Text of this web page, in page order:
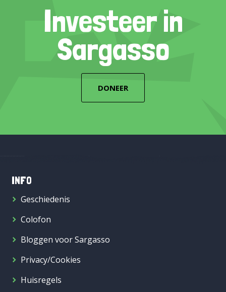
Investeer in
Sargasso
DONEER
INFO
Geschiedenis
Colofon
Bloggen voor Sargasso
Privacy/Cookies
Huisregels